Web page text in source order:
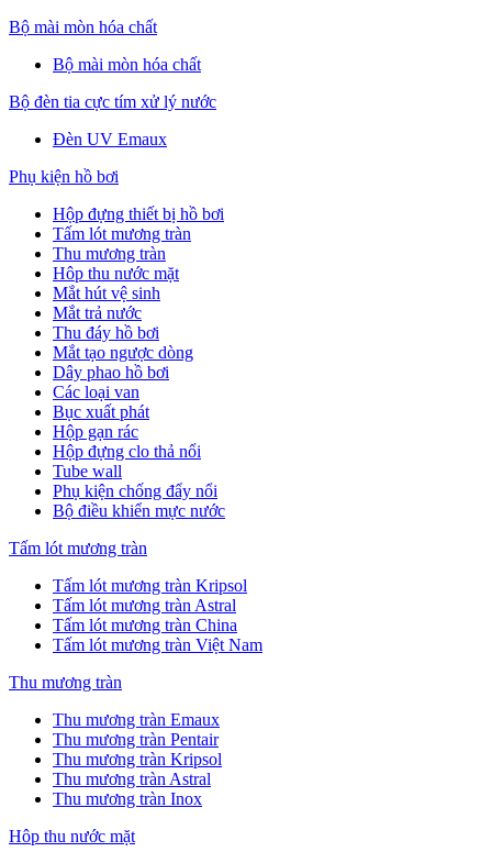
Bộ mài mòn hóa chất
Bộ mài mòn hóa chất
Bộ đèn tia cực tím xử lý nước
Đèn UV Emaux
Phụ kiện hồ bơi
Hộp đựng thiết bị hồ bơi
Tấm lót mương tràn
Thu mương tràn
Hôp thu nước mặt
Mắt hút vệ sinh
Mắt trả nước
Thu đáy hồ bơi
Mắt tạo ngược dòng
Dây phao hồ bơi
Các loại van
Bục xuất phát
Hộp gạn rác
Hộp đựng clo thả nổi
Tube wall
Phụ kiện chống đẩy nổi
Bộ điều khiển mực nước
Tấm lót mương tràn
Tấm lót mương tràn Kripsol
Tấm lót mương tràn Astral
Tấm lót mương tràn China
Tấm lót mương tràn Việt Nam
Thu mương tràn
Thu mương tràn Emaux
Thu mương tràn Pentair
Thu mương tràn Kripsol
Thu mương tràn Astral
Thu mương tràn Inox
Hôp thu nước mặt